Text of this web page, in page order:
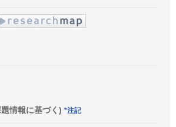
情報に基づく) *注記